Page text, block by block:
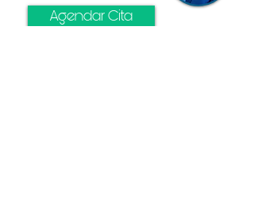
Agendar Cita